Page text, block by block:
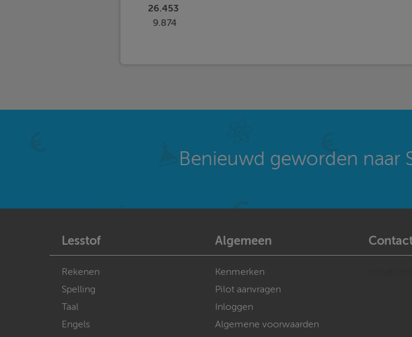
26.453
9.874
Benieuwd geworden naar
Lesstof Algemeen
Rekenen
Spelling
Taal
Engels
Kenmerken
Pilot aanvragen
Inloggen
Algemene voorwaarden